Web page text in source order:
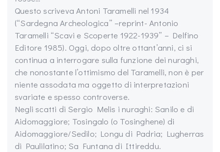
Questo scriveva Antoni Taramelli nel 1934
(“Sardegna Archeologica” –reprint- Antonio
Taramelli “Scavi e Scoperte 1922-1939” – Delfino
Editore 1985). Oggi, dopo oltre ottant’anni, ci si
continua a interrogare sulla funzione dei nuraghi,
che nonostante l’ottimismo del Taramelli, non è per
niente assodata ma oggetto di interpretazioni
svariate e spesso controverse.
Negli scatti di Sergio Melis i nuraghi: Sanilo e di
Aidomaggiore; Tosingalo (o Tosinghene) di
Aidomaggiore/Sedilo; Longu di Padria; Lugherras
di Paulilatino; Sa Funtana di Ittireddu.